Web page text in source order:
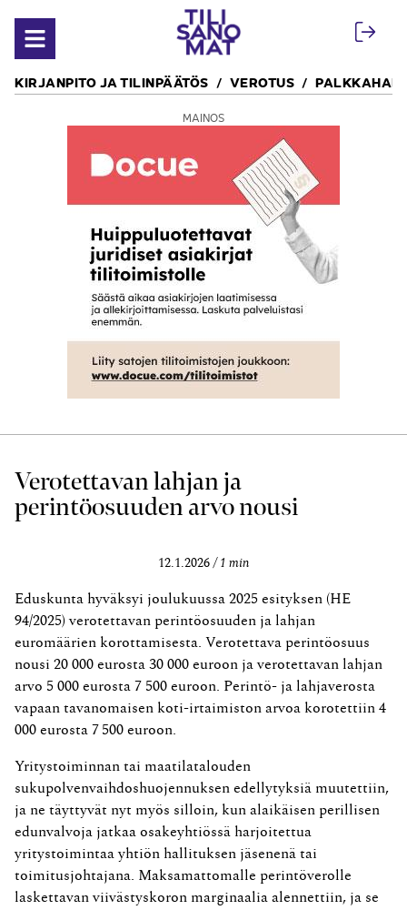
Avaa valikko
KIRJANPITO JA TILINPÄÄTÖS VEROTUS
MAINOS
Verotettavan lahjan ja
perintöosuuden arvo nousi
12.1.2026 1 min
Eduskunta hyväksyi joulukuussa 2025 esityksen (HE
94/2025) verotettavan perintöosuuden ja lahjan
euromäärien korottamisesta. Verotettava perintöosuus
nousi 20 000 eurosta 30 000 euroon ja verotettavan lahjan
arvo 5 000 eurosta 7 500 euroon. Perintö- ja lahjaverosta
vapaan tavanomaisen koti-irtaimiston arvoa korotettiin 4
000 eurosta 7 500 euroon.
Yritystoiminnan tai maatilatalouden
sukupolvenvaihdoshuojennuksen edellytyksiä muutettiin,
ja ne täyttyvät nyt myös silloin, kun alaikäisen perillisen
edunvalvoja jatkaa osakeyhtiössä harjoitettua
yritystoimintaa yhtiön hallituksen jäsenenä tai
toimitusjohtajana. Maksamattomalle perintöverolle
laskettavan viivästyskoron marginaalia alennettiin, ja se